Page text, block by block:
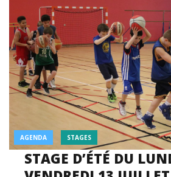
AGENDA STAGES
STAGE D’ÉTÉ DU